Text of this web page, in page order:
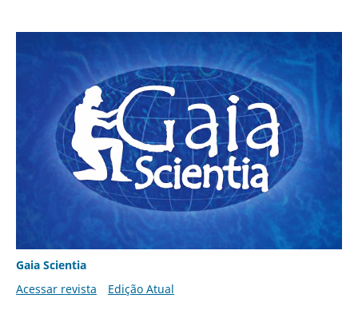
Gaia Scientia
Acessar revista
Edição Atual